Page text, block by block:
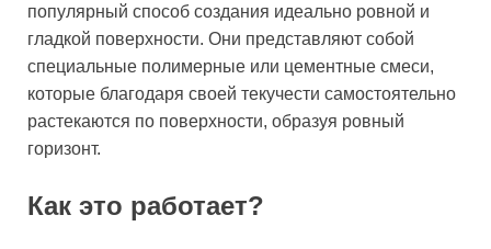
популярный способ создания идеально ровной и
гладкой поверхности. Они представляют собой
специальные полимерные или цементные смеси,
которые благодаря своей текучести самостоятельно
растекаются по поверхности, образуя ровный
горизонт.
Как это работает?